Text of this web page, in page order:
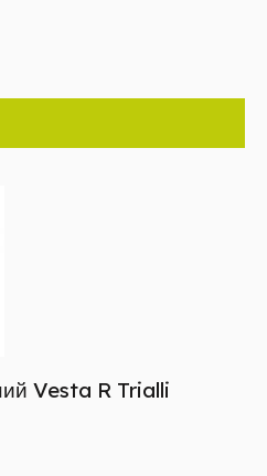
Vesta R Trialli